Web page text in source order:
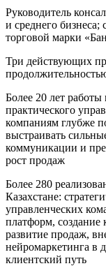
Руководитель
и среднего бизнеса;
торговой марки
Три действующих
Более 20 лет
практического
компаниям глубже
выстраивать
коммуникации и
рост продаж
Более 280
Казахстане:
управленческих
платформ,
развитие продаж,
нейромаркетинга в
клиентский путь